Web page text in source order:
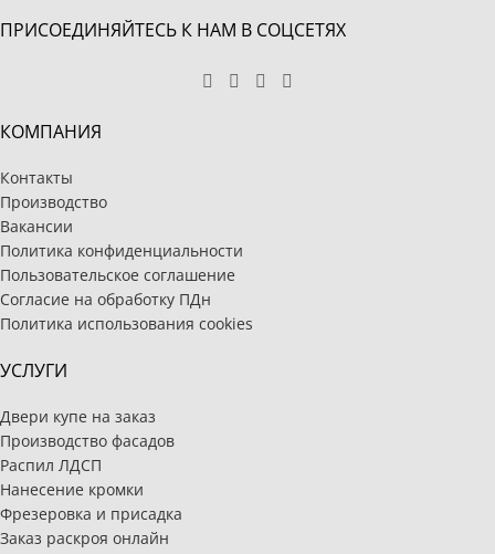
ПРИСОЕДИНЯЙТЕСЬ К НАМ В СОЦСЕТЯХ
КОМПАНИЯ
Контакты
Производство
Вакансии
Политика конфиденциальности
Пользовательское соглашение
Согласие на обработку ПДн
Политика использования cookies
УСЛУГИ
Двери купе на заказ
Производство фасадов
Распил ЛДСП
Нанесение кромки
Фрезеровка и присадка
Заказ раскроя онлайн